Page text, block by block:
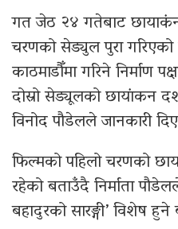
गत जेठ २४ गतेबाट
चरणको सेड्युल पुरा
काठमाडौँमा गरिने निर्माण
दोस्रो सेड्यूलको छायांकन
विनोद पौडेलले जानकारी
फिल्मको पहिलो चरणको
रहेको बताउँदै निर्माता
बहादुरको सारङ्गी’ विशेष हुने